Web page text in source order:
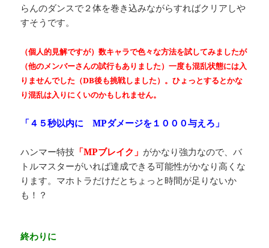
らんのダンスで２体を巻き込みながらすればクリアしや
すそうです。
（個人的見解ですが）数キャラで色々な方法を試してみましたが
（他のメンバーさんの試行もありました）一度も混乱状態には入
りませんでした（DB後も挑戦しました）。ひょっとするとかな
り混乱は入りにくいのかもしれません。
「４５秒以内に MPダメージを１０００与えろ」
ハンマー特技 「MPブレイク」 がかなり強力なので、バ
トルマスターがいれば達成できる可能性がかなり高くな
ります。マホトラだけだとちょっと時間が足りないか
も！？
終わりに